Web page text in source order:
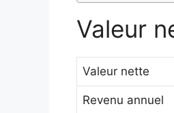
Valeur
Valeur nette
Revenu annuel